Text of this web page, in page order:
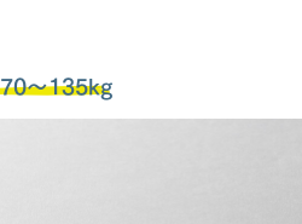
～135kg